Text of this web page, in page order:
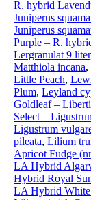
R. hybrid
Juniperus
Juniperus
Purple – R.
Lergranulat 9 liter
Matthiola incana,
Little Peach,
Plum, Leyland
Goldleaf –
Select –
Ligustrum
pileata, Lilium
Apricot Fudge
LA Hybrid
Hybrid Royal
LA Hybrid